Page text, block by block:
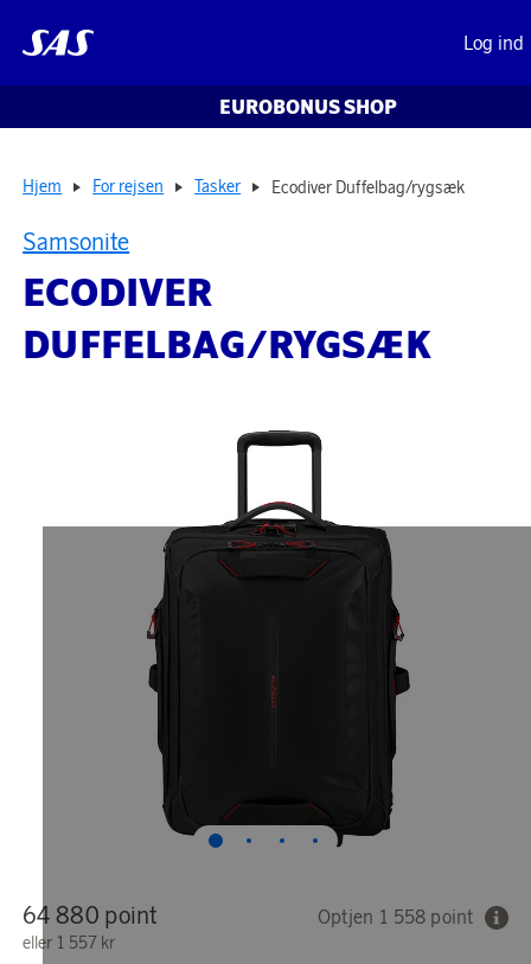
Log ind
EUROBONUS SHOP
Hjem For rejsen Tasker Ecodiver Duffelbag/rygsæk
Samsonite
ECODIVER
DUFFELBAG/RYGSÆK
64 880 point
eller 1 557 kr
Optjen 1 558 point